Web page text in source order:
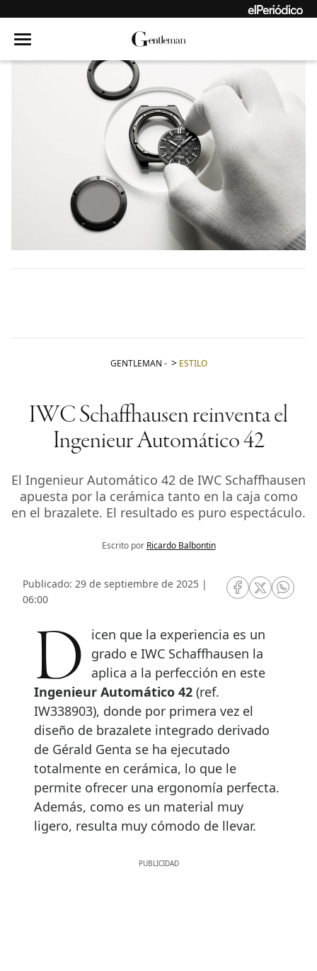
GENTLEMAN - ESTILO
IWC Schaffhausen reinventa el
Ingenieur Automático 42
El Ingenieur Automático 42 de IWC Schaffhausen
apuesta por la cerámica tanto en la caja como
en el brazalete. El resultado es puro espectáculo.
Escrito por Ricardo Balbontin
Publicado: 29 de septiembre de 2025 |
06:00
RRSS Facebook
RRSSRRSS
Dicen que la experiencia es un
grado e IWC Schaffhausen la
aplica a la perfección en este
Ingenieur Automático 42 (ref.
IW338903), donde por primera vez el
diseño de brazalete integrado derivado
de Gérald Genta se ha ejecutado
totalmente en cerámica, lo que le
permite ofrecer una ergonomía perfecta.
Además, como es un material muy
ligero, resulta muy cómodo de llevar.